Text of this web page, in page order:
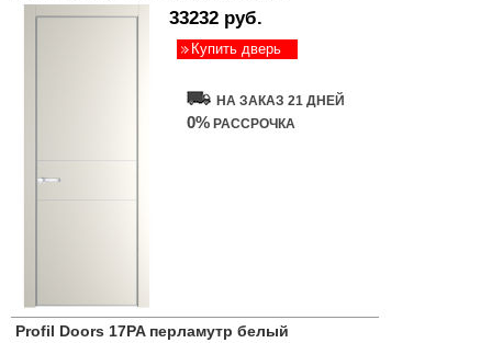
33232 руб.
Купить дверь
НА ЗАКАЗ 21 ДНЕЙ
0% РАССРОЧКА
Profil Doors 17PA перламутр белый